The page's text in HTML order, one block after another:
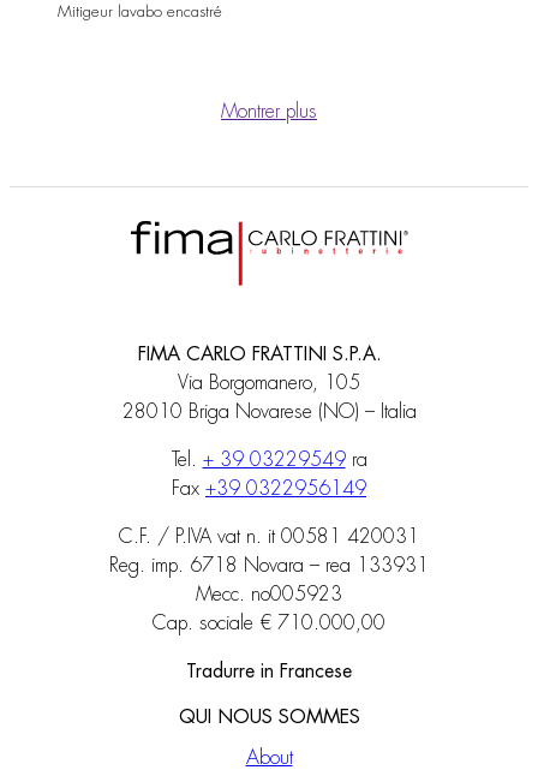
Mitigeur lavabo encastré
Montrer plus
FIMA CARLO FRATTINI S.P.A.
Via Borgomanero, 105
28010 Briga Novarese (NO) – Italia
Tel. + 39 03229549ra
Fax +39 0322956149
C.F. / P.IVA vat n. it 00581 420031
Reg. imp. 6718 Novara – rea 133931
Mecc. no005923
Cap. sociale € 710.000,00
Tradurre in Francese
QUI NOUS SOMMES
About